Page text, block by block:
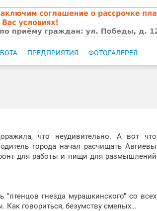
ПРЕДПРИЯТИЯ ФОТОГАЛЕРЕЯ
что неудивительно. А вот что
города начал расчищать Авгиевы
для работы и пищи для размышлений
гнезда мурашкинского" со всех
говориться, безумству смелых…